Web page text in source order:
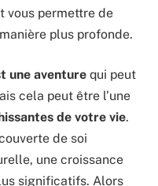
vous permettre de
plus profonde.
une aventure qui peut
cela peut être l’une
de votre vie.
de soi
une croissance
significatifs. Alors